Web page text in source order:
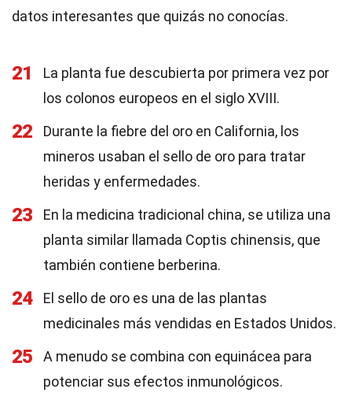
datos interesantes que quizás no conocías.
21
La planta fue descubierta por primera vez por
los colonos europeos en el siglo XVIII.
22
Durante la fiebre del oro en California, los
mineros usaban el sello de oro para tratar
heridas y enfermedades.
23
En la medicina tradicional china, se utiliza una
planta similar llamada Coptis chinensis, que
también contiene berberina.
24
El sello de oro es una de las plantas
medicinales más vendidas en Estados Unidos.
25
A menudo se combina con equinácea para
potenciar sus efectos inmunológicos.